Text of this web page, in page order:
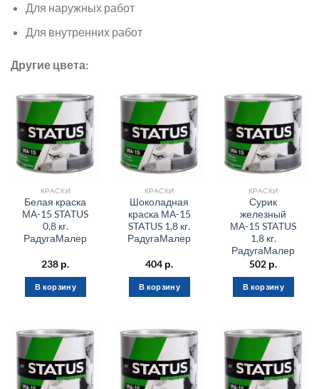
Для наружных работ
Для внутренних работ
Другие цвета:
КРАСКИ
Белая краска
МА-15 STATUS
0,8 кг.
РадугаМалер
238 р.
В корзину
КРАСКИ
Шоколадная
краска МА-15
STATUS 1,8 кг.
РадугаМалер
404 р.
В корзину
КРАСКИ
Сурик
железный
МА-15 STATUS
1,8 кг.
РадугаМалер
502 р.
В корзину